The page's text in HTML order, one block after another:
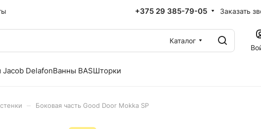
+375 29 385-79-05 Заказать
Каталог
Jacob DelafonВанны BASШторки
Боковая часть Good Door Mokka SP